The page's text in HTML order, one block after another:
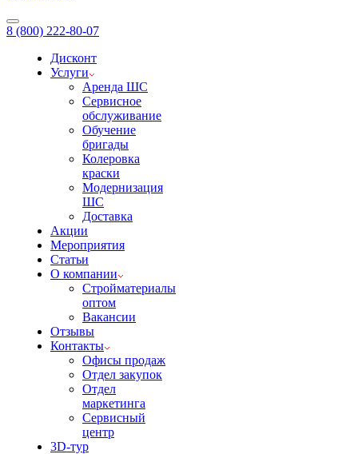
8 (800) 222-80-07
Дисконт
Услуги
Аренда ШС
Сервисное
обслуживание
Обучение
бригады
Колеровка
краски
Модернизация
ШС
Доставка
Акции
Мероприятия
Статьи
О компании
Стройматериалы
оптом
Вакансии
Отзывы
Контакты
Офисы продаж
Отдел закупок
Отдел
маркетинга
Сервисный
центр
3D-тур